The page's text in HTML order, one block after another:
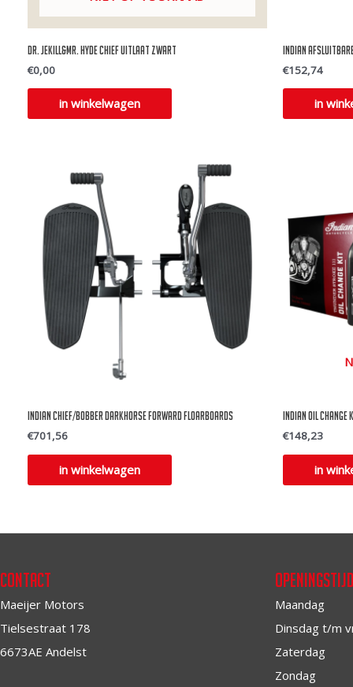
Dr. Jekill&Mr. Hyde Chief uitlaat zwart
€0,00
in winkelwagen
Dit
product
meerdere
variaties.
Deze
optie
kan
gekozen
worden
Indian
€152,74
in
Indian Chief/Bobber Darkhorse Forward Floarboards
€701,56
in winkelwagen
Indian Oil
€148,23
in
Contact
Maeijer Motors
Tielsestraat 178
6673AE Andelst
Maandag
Dinsdag t/m
Zaterdag
Zondag